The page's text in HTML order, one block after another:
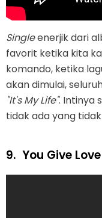
Singleenerjik dari
favorit ketika kita
komando, ketika
akan dimulai,
"It's My Life". Intinya
tidak ada yang
9. You Give